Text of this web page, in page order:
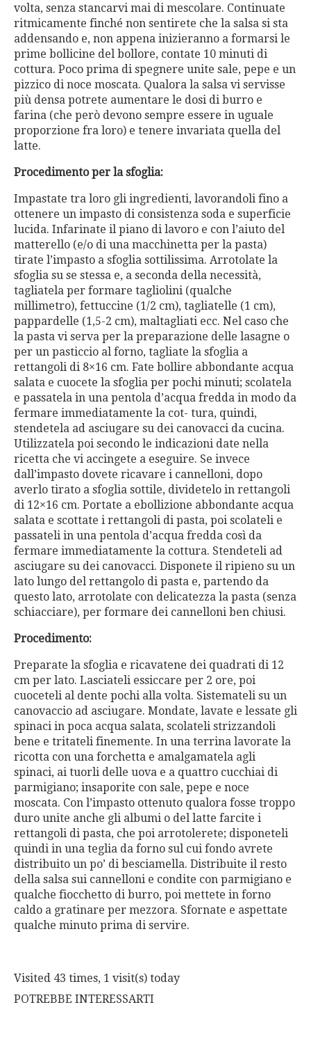
volta, senza stancarvi mai di mescolare. Continuate
ritmicamente finché non sentirete che la salsa si sta
addensando e, non appena inizieranno a formarsi le
prime bollicine del bollore, contate 10 minuti di
cottura. Poco prima di spegnere unite sale, pepe e un
pizzico di noce moscata. Qualora la salsa vi servisse
più densa potrete aumentare le dosi di burro e
farina (che però devono sempre essere in uguale
proporzione fra loro) e tenere invariata quella del
latte.
Procedimento per la sfoglia:
Impastate tra loro gli ingredienti, lavorandoli fino a
ottenere un impasto di consistenza soda e superficie
lucida. Infarinate il piano di lavoro e con l’aiuto del
matterello (e/o di una macchinetta per la pasta)
tirate l’impasto a sfoglia sottilissima. Arrotolate la
sfoglia su se stessa e, a seconda della necessità,
tagliatela per formare tagliolini (qualche
millimetro), fettuccine (1/2 cm), tagliatelle (1 cm),
pappardelle (1,5-2 cm), maltagliati ecc. Nel caso che
la pasta vi serva per la preparazione delle lasagne o
per un pasticcio al forno, tagliate la sfoglia a
rettangoli di 8×16 cm. Fate bollire abbondante acqua
salata e cuocete la sfoglia per pochi minuti; scolatela
e passatela in una pentola d’acqua fredda in modo da
fermare immediatamente la cot- tura, quindi,
stendetela ad asciugare su dei canovacci da cucina.
Utilizzatela poi secondo le indicazioni date nella
ricetta che vi accingete a eseguire. Se invece
dall’impasto dovete ricavare i cannelloni, dopo
averlo tirato a sfoglia sottile, dividetelo in rettangoli
di 12×16 cm. Portate a ebollizione abbondante acqua
salata e scottate i rettangoli di pasta, poi scolateli e
passateli in una pentola d’acqua fredda così da
fermare immediatamente la cottura. Stendeteli ad
asciugare su dei canovacci. Disponete il ripieno su un
lato lungo del rettangolo di pasta e, partendo da
questo lato, arrotolate con delicatezza la pasta (senza
schiacciare), per formare dei cannelloni ben chiusi.
Procedimento:
Preparate la sfoglia e ricavatene dei quadrati di 12
cm per lato. Lasciateli essiccare per 2 ore, poi
cuoceteli al dente pochi alla volta. Sistemateli su un
canovaccio ad asciugare. Mondate, lavate e lessate gli
spinaci in poca acqua salata, scolateli strizzandoli
bene e tritateli finemente. In una terrina lavorate la
ricotta con una forchetta e amalgamatela agli
spinaci, ai tuorli delle uova e a quattro cucchiai di
parmigiano; insaporite con sale, pepe e noce
moscata. Con l’impasto ottenuto qualora fosse troppo
duro unite anche gli albumi o del latte farcite i
rettangoli di pasta, che poi arrotolerete; disponeteli
quindi in una teglia da forno sul cui fondo avrete
distribuito un po’ di besciamella. Distribuite il resto
della salsa sui cannelloni e condite con parmigiano e
qualche fiocchetto di burro, poi mettete in forno
caldo a gratinare per mezzora. Sfornate e aspettate
qualche minuto prima di servire.
Visited 43 times, 1 visit(s) today
POTREBBE INTERESSARTI